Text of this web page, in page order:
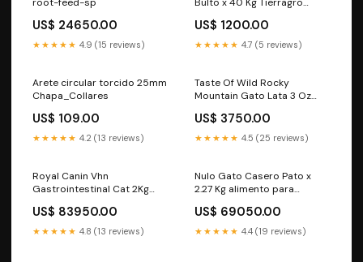
US$ 24650.00
★★★★★ 4.9 (15 reviews)
US$ 1200.00
★★★★★ 4.7 (5 reviews)
Arete circular torcido 25mm
Chapa_Collares
US$ 109.00
★★★★★ 4.2 (13 reviews)
Taste Of Wild Rocky
Mountain Gato Lata 3 Oz
perros
US$ 3750.00
★★★★★ 4.5 (25 reviews)
Royal Canin Vhn
Gastrointestinal Cat 2Kg
gatos
US$ 83950.00
★★★★★ 4.8 (13 reviews)
Nulo Gato Casero Pato x
2.27 Kg alimento para
US$ 69050.00
★★★★★ 4.4 (19 reviews)